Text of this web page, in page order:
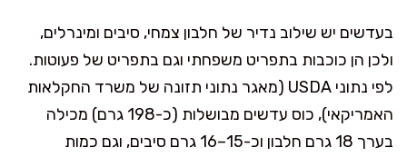
בעדשים יש שילוב נדיר של חלבון צמחי, סיבים ומינרלים,
ולכן הן כוכבות בתפריט משפחתי וגם בתפריט של פעוטות.
לפי נתוני USDA (מאגר נתוני תזונה של משרד החקלאות
האמריקאי), כוס עדשים מבושלות (כ-198 גרם) מכילה
בערך 18 גרם חלבון וכ-15–16 גרם סיבים, וגם כמות